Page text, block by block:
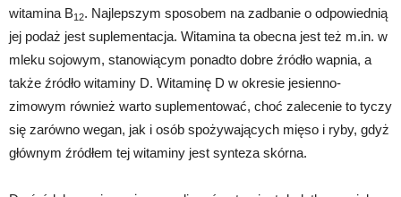
witamina B12. Najlepszym sposobem na zadbanie o odpowiednią
jej podaż jest suplementacja. Witamina ta obecna jest też m.in. w
mleku sojowym, stanowiącym ponadto dobre źródło wapnia, a
także źródło witaminy D. Witaminę D w okresie jesienno-
zimowym również warto suplementować, choć zalecenie to tyczy
się zarówno wegan, jak i osób spożywających mięso i ryby, gdyż
głównym źródłem tej witaminy jest synteza skórna.